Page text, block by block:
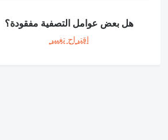
هل بعض عوامل التصفية مفقودة؟
اقتراح تغيير